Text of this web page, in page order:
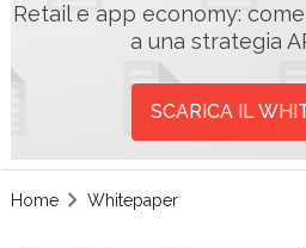
Retail e app economy:
a una strategia
SCARICA IL
Home Whitepaper